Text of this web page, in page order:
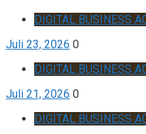
DIGITAL BUSINESS
Juli 23, 2026 0
DIGITAL BUSINESS
Juli 21, 2026 0
DIGITAL BUSINESS